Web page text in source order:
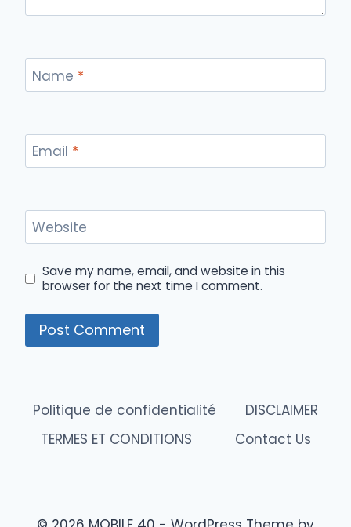
Name *
Email *
Website
Save my name, email, and website in this
browser for the next time I comment.
Politique de confidentialité
DISCLAIMER
TERMES ET CONDITIONS
Contact Us